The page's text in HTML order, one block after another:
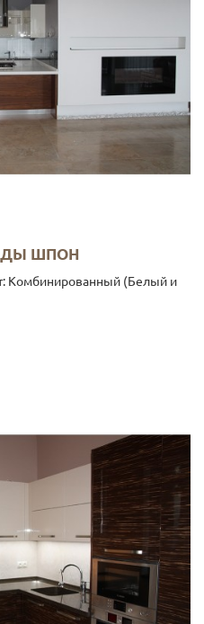
ШПОН
Комбинированный (Белый и